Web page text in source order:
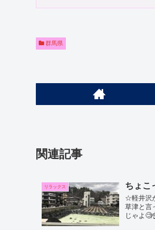
群馬県
関連記事
リラックス ちょ
☆軽井沢
草津と
じゃよ